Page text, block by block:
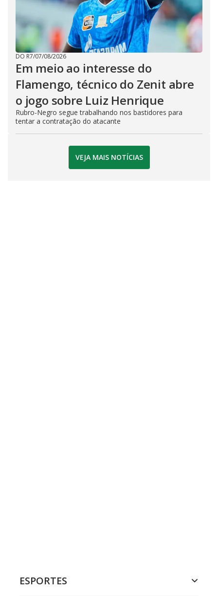
DO R7/07/08/2026
Em meio ao interesse do
Flamengo, técnico do Zenit abre
o jogo sobre Luiz Henrique
Rubro-Negro segue trabalhando nos bastidores para
tentar a contratação do atacante
VEJA MAIS NOTÍCIAS
ESPORTES